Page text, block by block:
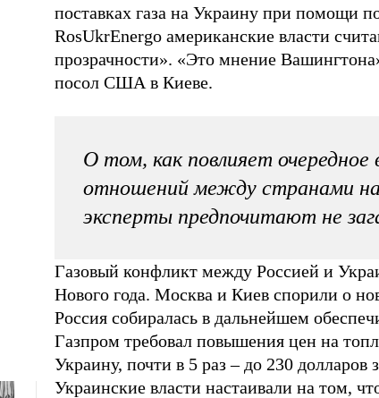
поставках газа на Украину при помощи
RosUkrEnergo американские власти
прозрачности». «Это мнение
посол США в Киеве.
О том, как повлияет очередное
отношений между странами
эксперты предпочитают не
Газовый конфликт между Россией и
Нового года. Москва и Киев спорили о
Россия собиралась в дальнейшем
Газпром требовал повышения цен на
Украину, почти в 5 раз – до 230 долларов
Украинские власти настаивали на том,